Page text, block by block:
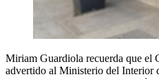
Miriam Guardiola recuerda que el
advertido al Ministerio del Interior